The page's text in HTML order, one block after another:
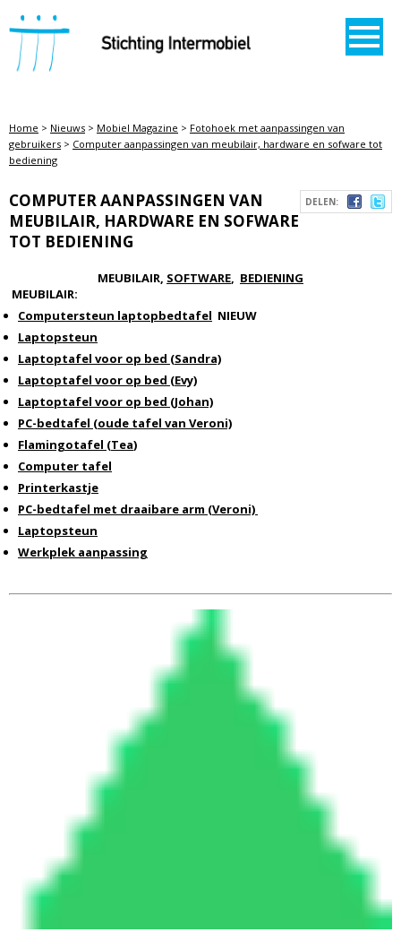
STICHTING INTERMOBIEL
Home > Nieuws > Mobiel Magazine > Fotohoek met aanpassingen van
gebruikers > Computer aanpassingen van meubilair, hardware en sofware tot
bediening
DELEN:
COMPUTER AANPASSINGEN VAN
MEUBILAIR, HARDWARE EN SOFWARE
TOT BEDIENING
MEUBILAIR, SOFTWARE, BEDIENING
MEUBILAIR:
Computersteun laptopbedtafel NIEUW
Laptopsteun
Laptoptafel voor op bed (Sandra)
Laptoptafel voor op bed (Evy)
Laptoptafel voor op bed (Johan)
PC-bedtafel (oude tafel van Veroni)
Flamingotafel (Tea)
Computer tafel
Printerkastje
PC-bedtafel met draaibare arm (Veroni)
Laptopsteun
Werkplek aanpassing